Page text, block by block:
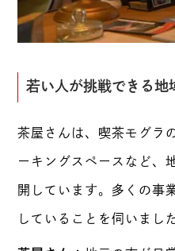
若い人が挑戦できる地
茶屋さんは、喫茶モグラ
ーキングスペースなど、
開しています。多くの事
していることを伺いまし